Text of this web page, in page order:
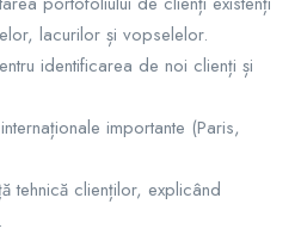
lacurilor și vopselelor.
identificarea de noi clienți și
importante (Paris,
tehnică clienților, explicând